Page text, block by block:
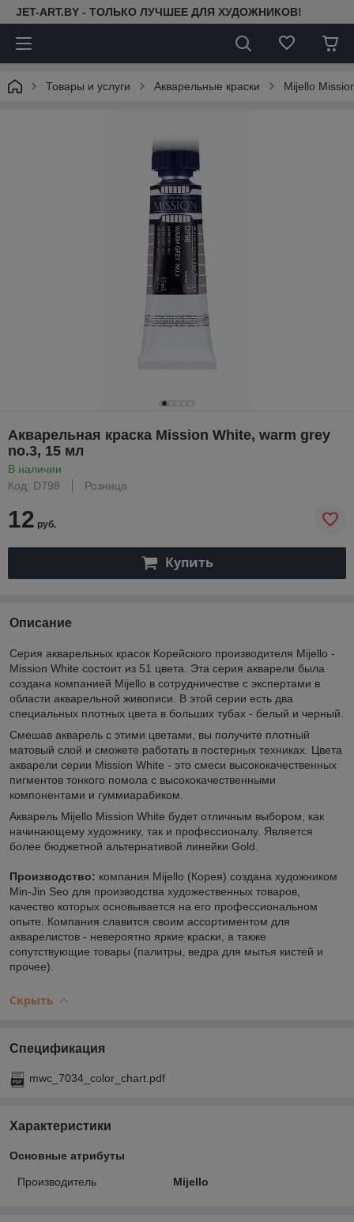
JET-ART.BY - ТОЛЬКО ЛУЧШЕЕ ДЛЯ ХУДОЖНИКОВ!
Товары и услуги Акварельные краски Mijello
Акварельная краска Mission White, warm grey
no.3, 15 мл
В наличии
Код: D798
Розница
12 руб.
Купить
Описание
Серия акварельных красок Корейского производителя Mijello -
Mission White состоит из 51 цвета. Эта серия акварели была
создана компанией Mijello в сотрудничестве с экспертами в
области акварельной живописи. В этой серии есть два
специальных плотных цвета в больших тубах - белый и черный.
Смешав акварель с этими цветами, вы получите плотный
матовый слой и сможете работать в постерных техниках. Цвета
акварели серии Mission White - это смеси высококачественных
пигментов тонкого помола с высококачественными
компонентами и гуммиарабиком.
Акварель Mijello Mission White будет отличным выбором, как
начинающему художнику, так и профессионалу. Является
более бюджетной альтернативой линейки Gold.
Производство: компания Mijello (Корея) создана художником
Min-Jin Seo для производства художественных товаров,
качество которых основывается на его профессиональном
опыте. Компания славится своим ассортиментом для
акварелистов - невероятно яркие краски, а также
сопутствующие товары (палитры, ведра для мытья кистей и
прочее).
Скрыть
Спецификация
mwc_7034_color_chart.pdf
Характеристики
Основные атрибуты
Производитель Mijello